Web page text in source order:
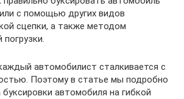
с помощью других видов
сцепки, а также методом
автомобилист сталкивается с
Поэтому в статье мы подробно
автомобиля на гибкой